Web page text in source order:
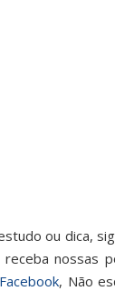
ou dica,
nossas
, Não